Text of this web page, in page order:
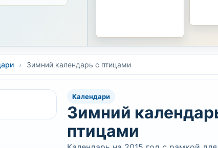
› Зимний календарь с птицами
Календари
Зимний
птицами